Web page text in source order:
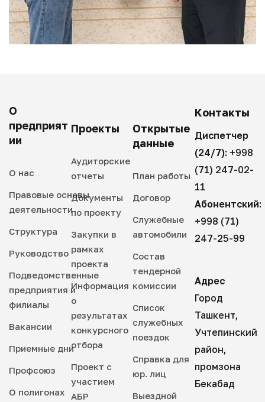
О
предприят
ии
О нас
Правовые основы
деятельности
Структура
Руководство
Подведомственные
предприятия и
филиалы
Вакансии
Приемные дни
Профсоюз
О полигонах
Проекты
Аудиторские
отчеты
Документы
по проекту
Закупки в
рамках
проекта
Информация
о
результатах
конкурсного
отбора
Проект с
участием
АБР
Открытые
данные
План работы
Договор
Служебные
автомобили
Состав
тендерной
комиссии
Список
служебных
поездок
Справка для
юр. лиц
Выездной
Контакты
Диспетчер
(24/7): +998
(71) 247-02-
11
Абонентский:
+998 (71)
247-25-99
Адрес
Город
Ташкент,
Учтепинский
район,
промзона
Бекабад